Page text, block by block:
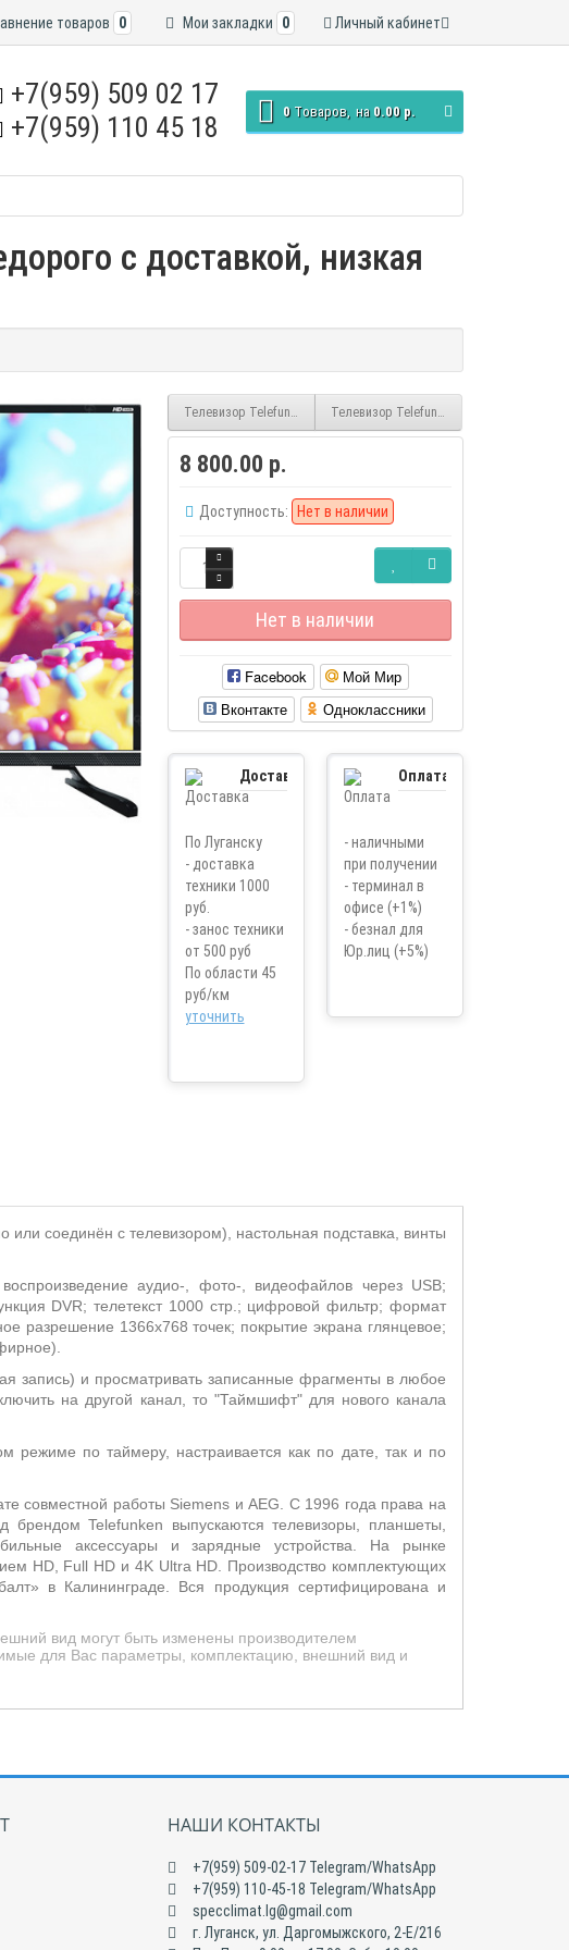
Личный кабинет
Мои закладки 0
товаров 0
+7(959) 509 02 17
+7(959) 110 45 18
0 Tоваров, на 0.00 р.
с доставкой, низкая
Телевизор Telefunken TF-LED24S11T2Телевизор Telefunken TF-LED32S60T2S
8 800.00 р.
Доступность: Нет в наличии
Нет в наличии
Facebook
Мой Мир
Вконтакте
Одноклассники
Доставка
По Луганску
- доставка
техники 1000
руб.
- занос техники
от 500 руб
По области 45
руб/км
уточнить
Оплата
- наличными
при получении
- терминал в
офисе (+1%)
- безнал для
Юр.лиц (+5%)
или соединён с телевизором), настольная подставка, винты
аудио-, фото-, видеофайлов через USB;
DVR; телетекст 1000 стр.; цифровой фильтр; формат
разрешение 1366x768 точек; покрытие экрана глянцевое;
запись) и просматривать записанные фрагменты в любое
на другой канал, то "Таймшифт" для нового канала
режиме по таймеру, настраивается как по дате, так и по
совместной работы Siemens и AEG. С 1996 года права на
Telefunken выпускаются телевизоры, планшеты,
аксессуары и зарядные устройства. На рынке
HD, Full HD и 4K Ultra HD. Производство комплектующих
в Калининграде. Вся продукция сертифицирована и
вид могут быть изменены производителем
для Вас параметры, комплектацию, внешний вид и
НАШИ КОНТАКТЫ
+7(959) 509-02-17 Telegram/WhatsApp
+7(959) 110-45-18 Telegram/WhatsApp
specclimat.lg@gmail.com
г. Луганск, ул. Даргомыжского, 2-Е/216